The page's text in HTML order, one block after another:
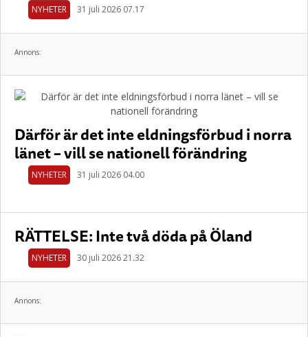
NYHETER 31 juli 2026 07.17
Annons:
Därför är det inte eldningsförbud i norra
länet – vill se nationell förändring
NYHETER 31 juli 2026 04.00
RÄTTELSE: Inte två döda på Öland
NYHETER 30 juli 2026 21.32
Annons: